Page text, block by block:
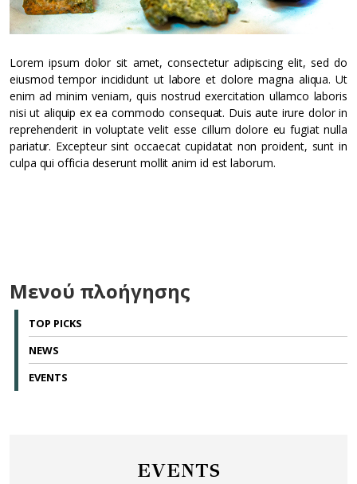
Lorem ipsum dolor sit amet, consectetur adipiscing elit, sed do
eiusmod tempor incididunt ut labore et dolore magna aliqua. Ut
enim ad minim veniam, quis nostrud exercitation ullamco laboris
nisi ut aliquip ex ea commodo consequat. Duis aute irure dolor in
reprehenderit in voluptate velit esse cillum dolore eu fugiat nulla
pariatur. Excepteur sint occaecat cupidatat non proident, sunt in
culpa qui officia deserunt mollit anim id est laborum.
Μενού πλοήγησης
TOP PICKS
NEWS
EVENTS
EVENTS